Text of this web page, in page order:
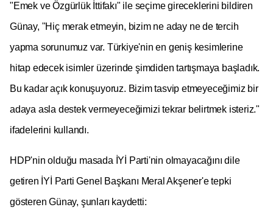
"Emek ve Özgürlük İttifakı" ile seçime gireceklerini bildiren
Günay, "Hiç merak etmeyin, bizim ne aday ne de tercih
yapma sorunumuz var. Türkiye'nin en geniş kesimlerine
hitap edecek isimler üzerinde şimdiden tartışmaya başladık.
Bu kadar açık konuşuyoruz. Bizim tasvip etmeyeceğimiz bir
adaya asla destek vermeyeceğimizi tekrar belirtmek isteriz."
ifadelerini kullandı.
HDP'nin olduğu masada İYİ Parti'nin olmayacağını dile
getiren İYİ Parti Genel Başkanı Meral Akşener'e tepki
gösteren Günay, şunları kaydetti: